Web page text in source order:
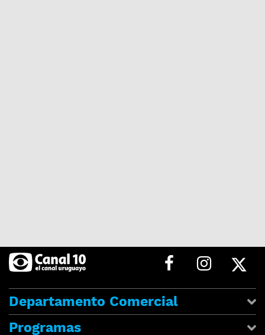
Departamento Comercial
Programas